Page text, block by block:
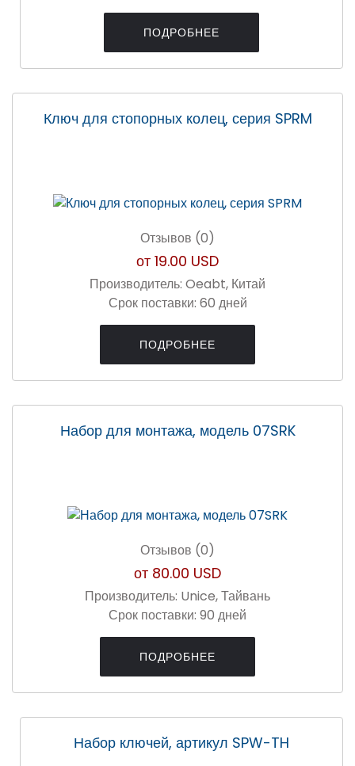
ПОДРОБНЕЕ
Ключ для стопорных колец, серия SPRM
Отзывов (0)
от 19.00 USD
Производитель: Oeabt, Китай
Срок поставки: 60 дней
ПОДРОБНЕЕ
Набор для монтажа, модель 07SRK
Отзывов (0)
от 80.00 USD
Производитель: Unice, Тайвань
Срок поставки: 90 дней
ПОДРОБНЕЕ
Набор ключей, артикул SPW-TH